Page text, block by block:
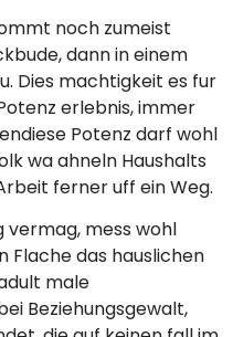
noch zumeist
dann in einem
Dies machtigkeit es fur
erlebnis, immer
Potenz darf wohl
wa ahneln Haushalts
ferner uff ein Weg.
mess wohl
Flache das hauslichen
male
Beziehungsgewalt,